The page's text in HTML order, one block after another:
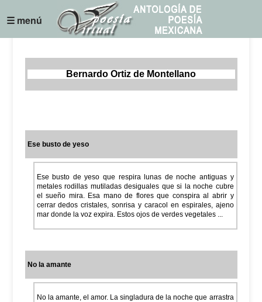
☰ menú
Bernardo Ortiz de Montellano
Ese busto de yeso
Ese busto de yeso que respira lunas de noche antiguas y
metales rodillas mutiladas desiguales que si la noche cubre
el sueño mira. Esa mano de flores que conspira al abrir y
cerrar dedos cristales, sonrisa y caracol en espirales, ajeno
mar donde la voz expira. Estos ojos de verdes vegetales ...
No la amante
No la amante, el amor. La singladura de la noche que arrastra